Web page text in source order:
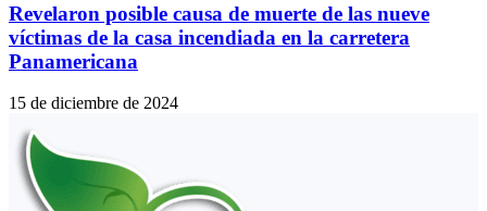
Revelaron posible causa de muerte de las nueve
víctimas de la casa incendiada en la carretera
Panamericana
15 de diciembre de 2024